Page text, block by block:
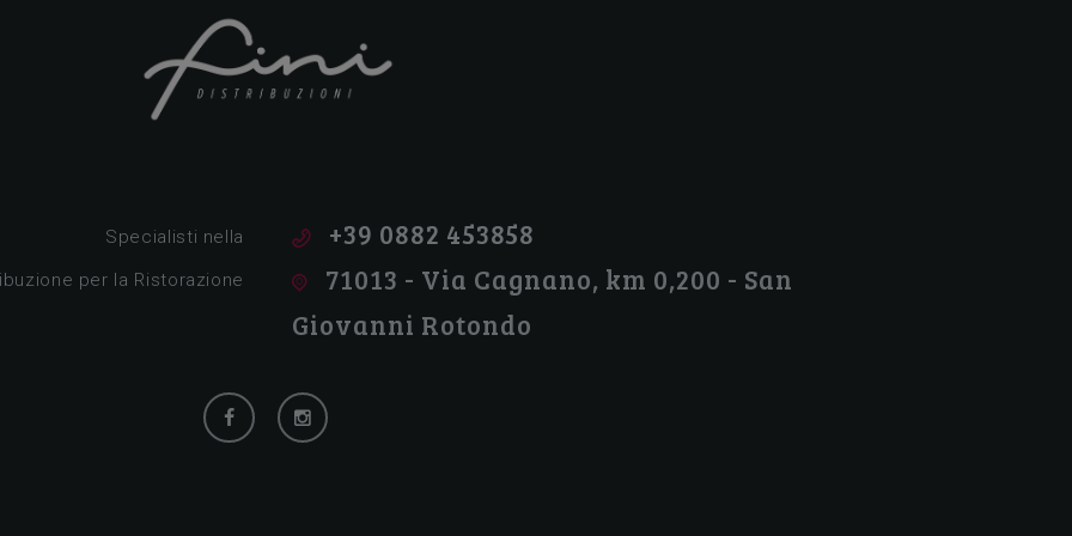
+39 0882 453858
71013 - Via Cagnano, km 0,200 - San
Giovanni Rotondo
Specialisti nella
per la Ristorazione